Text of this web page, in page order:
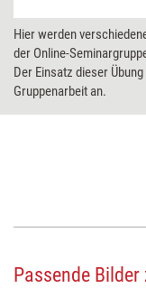
Hier werden
der Online-
Der Einsatz dieser
Gruppenarbeit an.
Passende